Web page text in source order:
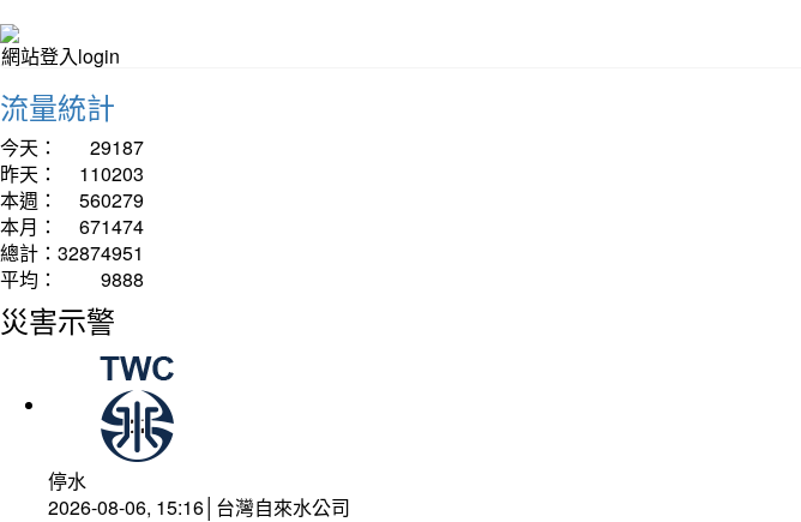
網站登入login
流量統計
今天：
29187
昨天：
110203
本週：
560279
本月：
671474
總計： 32874951
平均：
9888
災害示警
停水
2026-08-06, 15:16│台灣自來水公司